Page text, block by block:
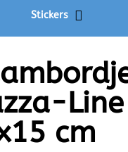
Stickers
cm